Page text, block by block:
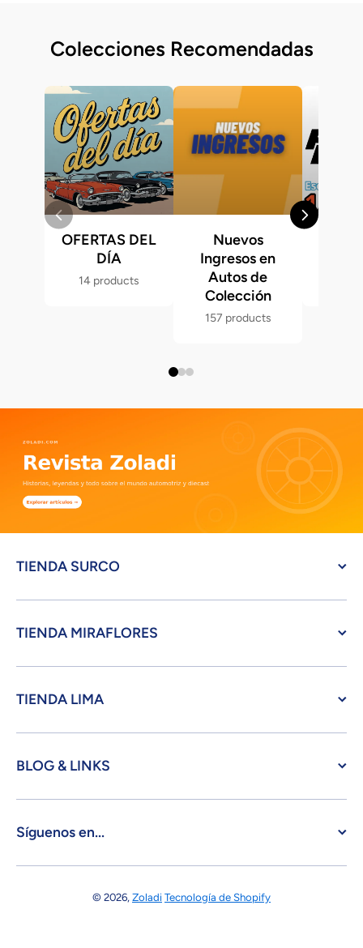
Colecciones Recomendadas
OFERTAS DEL
DÍA
14 products
Nuevos
Ingresos en
Autos de
Colección
157 products
TIENDA SURCO
TIENDA MIRAFLORES
TIENDA LIMA
BLOG & LINKS
Síguenos en...
© 2026,Zoladi Tecnología de Shopify